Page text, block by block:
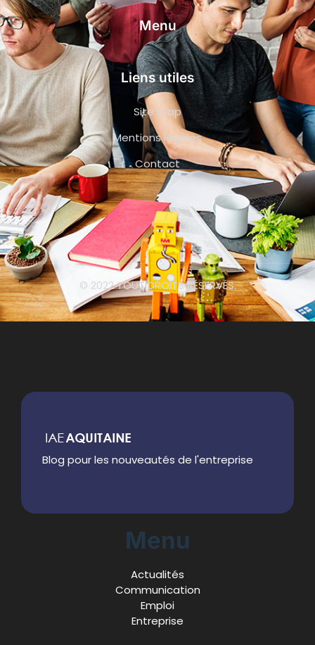
Menu
Liens utiles
Site map
Mentions légales
Contact
© 2022 TOUT DROITS RÉSERVÉS.
Blog pour les nouveautés de l'entreprise
Menu
Actualités
Communication
Emploi
Entreprise